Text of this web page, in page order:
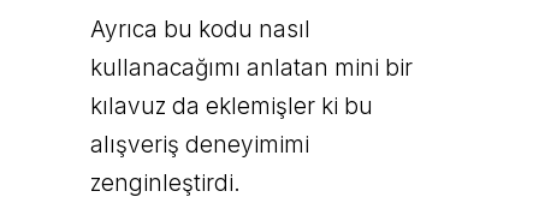
Ayrıca bu kodu nasıl
kullanacağımı anlatan mini bir
kılavuz da eklemişler ki bu
alışveriş deneyimimi
zenginleştirdi.